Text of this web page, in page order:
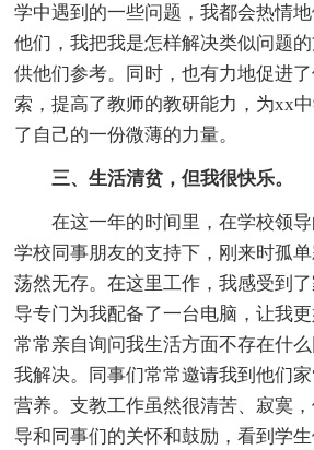
学中遇到的一些问题，我都会热情
他们，我把我是怎样解决类似问题的
供他们参考。同时，也有力地促进
索，提高了教师的教研能力，为xx
了自己的一份微薄的力量。
三、生活清贫，但我很快乐。
在这一年的时间里，在学校领导
学校同事朋友的支持下，刚来时孤
荡然无存。在这里工作，我感受到
导专门为我配备了一台电脑，让我
常常亲自询问我生活方面不存在什
我解决。同事们常常邀请我到他们
营养。支教工作虽然很清苦、寂寞
导和同事们的关怀和鼓励，看到学生